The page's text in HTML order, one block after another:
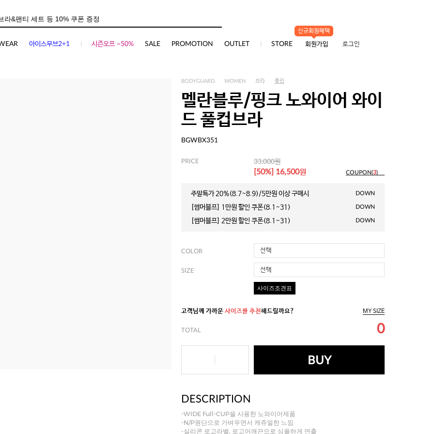
아이스무브2+1 시즌오프 ~50% SALE PROMOTION OUTLET STORE
신규회원혜택
회원가입 로그인
BODYGUARD. WOMEN 브라 풀컵
멜란블루/핑크 노와이어 와이
드 풀컵브라
BGWBX351
PRICE 33,000원
[50%] 16,500원 COUPON(3)
주말특가 20%(8.7~8.9)/5만원 이상 구매시 DOWN
[썸머블프] 1만원 할인 쿠폰(8.1~31) DOWN
[썸머블프] 2만원 할인 쿠폰(8.1~31) DOWN
COLOR 선택
SIZE 선택
사이즈조견표
고객님께 가까운 사이즈를 추천해드릴까요? MY SIZE
TOTAL 0
BUY
DESCRIPTION
-WIDE Full-CUP을 사용한 노와이어제품
-N/P원단으로 가벼우면서 캐쥬얼한 느낌
-실리콘 로고라벨, 로고어깨끈으로 심플하게 연출